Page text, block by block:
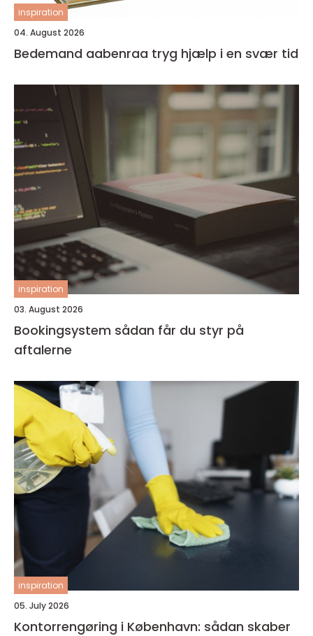
inspiration
04. August 2026
Bedemand aabenraa tryg hjælp i en svær tid
inspiration
03. August 2026
Bookingsystem sådan får du styr på
aftalerne
inspiration
05. July 2026
Kontorrengøring i København: sådan skaber